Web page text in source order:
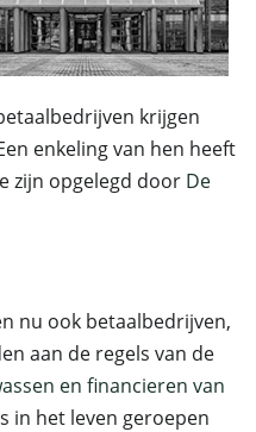
krijgen
enkeling van hen heeft
zijn opgelegd door De
nu ook betaalbedrijven,
aan de regels van de
en financieren van
in het leven geroepen